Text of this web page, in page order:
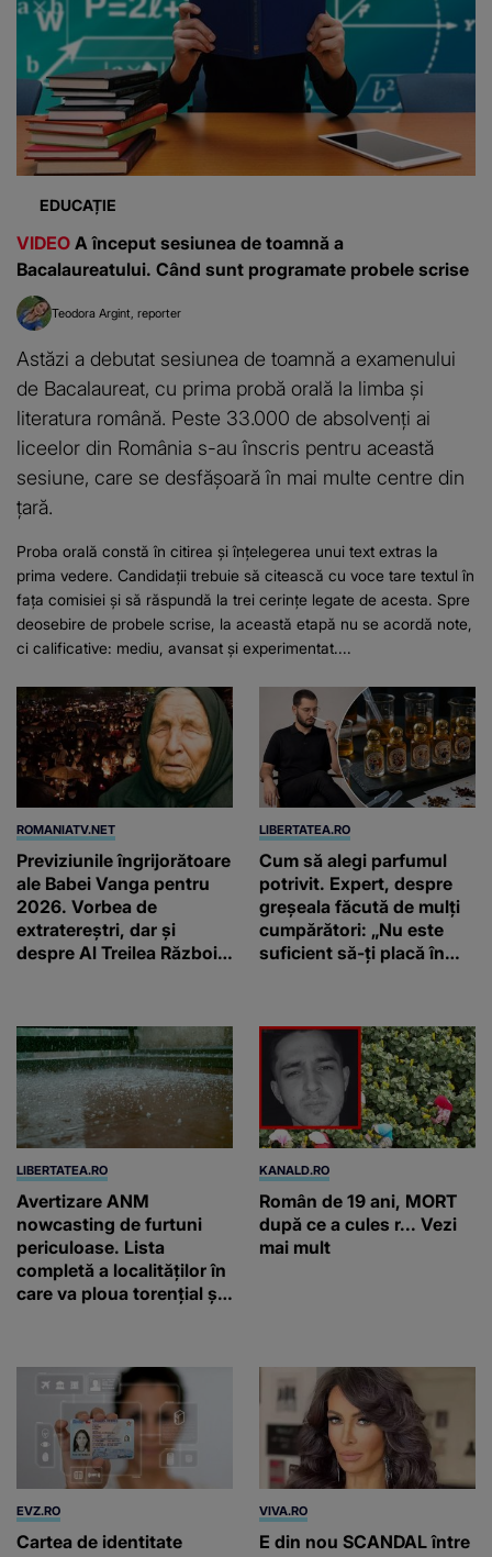
EDUCAȚIE
VIDEO A început sesiunea de toamnă a
Bacalaureatului. Când sunt programate probele scrise
Teodora Argint reporter
Astăzi a debutat sesiunea de toamnă a examenului
de Bacalaureat, cu prima probă orală la limba și
literatura română. Peste 33.000 de absolvenți ai
liceelor din România s-au înscris pentru această
sesiune, care se desfășoară în mai multe centre din
țară.
Proba orală constă în citirea și înțelegerea unui text extras la
prima vedere. Candidații trebuie să citească cu voce tare textul în
fața comisiei și să răspundă la trei cerințe legate de acesta. Spre
deosebire de probele scrise, la această etapă nu se acordă note,
ci calificative: mediu, avansat și experimentat....
ROMANIATV.NET
Previziunile îngrijorătoare
ale Babei Vanga pentru
2026. Vorbea de
extratereștri, dar și
despre Al Treilea Război
LIBERTATEA.RO
Cum să alegi parfumul
potrivit. Expert, despre
greșeala făcută de mulți
cumpărători: „Nu este
suficient să-ți placă în
LIBERTATEA.RO
Avertizare ANM
nowcasting de furtuni
periculoase. Lista
completă a localităților în
care va ploua torențial și
KANALD.RO
Român de 19 ani, MORT
după ce a cules r... Vezi
mai mult
EVZ.RO
Cartea de identitate
VIVA.RO
E din nou SCANDAL între